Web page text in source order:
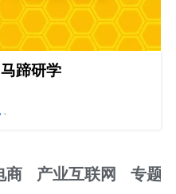
蹄研学
商 产业互联网 专题